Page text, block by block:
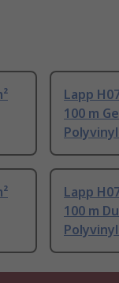
Lapp
100 m
Lapp
100 m